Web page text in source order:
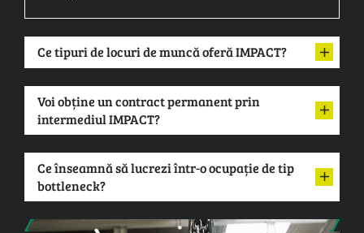
Ce tipuri de locuri de muncă oferă IMPACT?
Voi obține un contract permanent prin
intermediul IMPACT?
Ce înseamnă să lucrezi într-o ocupație de tip
bottleneck?